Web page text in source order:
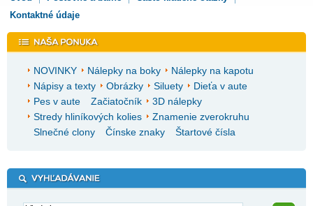
Kontaktné údaje
NOVINKY Nálepky na boky
Nálepky na kapotu
Nápisy a texty
Obrázky Siluety
Dieťa v aute
Pes v aute
Začiatočník
3D nálepky
Stredy hliníkových kolies
Znamenie zverokruhu
Slnečné clony
Čínske znaky Štartové čísla